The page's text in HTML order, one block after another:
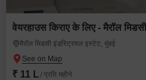
वेयरहाउस किराए के लिए - मैरॉल
मैरॉल मिडसी इंडस्ट्रियल इस्टेट, मुंबई
₹ 11 L / प्रति महीने